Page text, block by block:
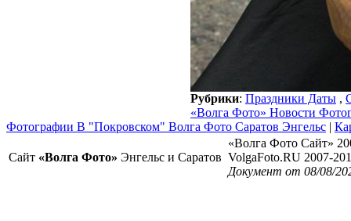
Рубрики: Праздники Даты ,
«Волга Фото» Новости
Фотографии В "Покровском" Волга Фото Саратов Энгельс |
Сайт «Волга Фото» Энгельс и Саратов
«Волга Фото Сайт»
VolgaFoto.RU 2007-
Документ от 08/08/